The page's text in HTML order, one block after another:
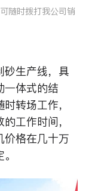
随时拨打我公司销
砂生产线，具
一体式的结
转场工作，
工作时间，
价格在几十万